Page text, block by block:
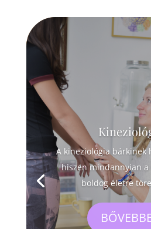
A kineziológia bárkinek
hiszen mindannyian
boldog életre